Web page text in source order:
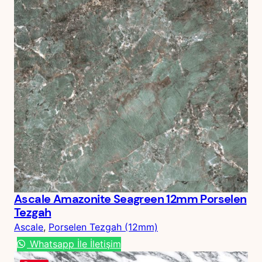
Ascale Amazonite Seagreen 12mm Porselen
Tezgah
Ascale, Porselen Tezgah (12mm)
Whatsapp İle İletişim